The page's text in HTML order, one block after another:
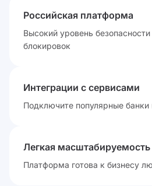
Российская платформа
Высокий уровень
блокировок
Интеграции с сервисами
Подключите популярные банки
Легкая масштабируемость
Платформа готова к бизнесу